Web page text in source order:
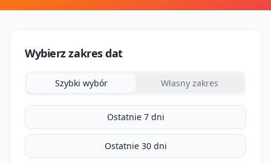
Wybierz zakres dat
Szybki wybór Własny zakres
Ostatnie 7 dni
Ostatnie 30 dni